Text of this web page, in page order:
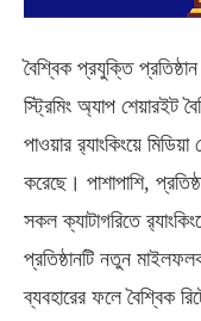
বৈশ্বিক প্রযুক্তি
স্ট্রিমিং অ্যাপ শেয়ারইট
পাওয়ার র‌্যাংকিংয়ে
করেছে। পাশাপাশি,
সকল ক্যাটাগরিতে
প্রতিষ্ঠানটি নতুন
ব্যবহারের ফলে বৈশ্বিক